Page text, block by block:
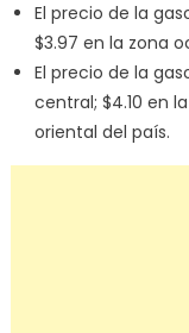
El precio de la
$3.97 en la zona
El precio de la
central; $4.10 en
oriental del país.